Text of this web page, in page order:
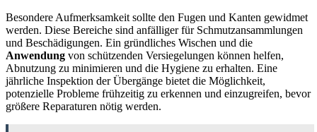
Besondere Aufmerksamkeit sollte den Fugen und Kanten gewidmet
werden. Diese Bereiche sind anfälliger für Schmutzansammlungen
und Beschädigungen. Ein gründliches Wischen und die
Anwendung von schützenden Versiegelungen können helfen,
Abnutzung zu minimieren und die Hygiene zu erhalten. Eine
jährliche Inspektion der Übergänge bietet die Möglichkeit,
potenzielle Probleme frühzeitig zu erkennen und einzugreifen, bevor
größere Reparaturen nötig werden.